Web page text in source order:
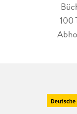
100